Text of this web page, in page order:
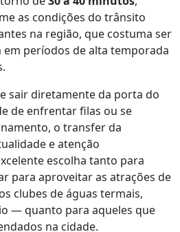
as condições do trânsito
na região, que costuma ser
períodos de alta temporada
sair diretamente da porta do
de enfrentar filas ou se
o transfer da
e atenção
escolha tanto para
para aproveitar as atrações de
clubes de águas termais,
— quanto para aqueles que
na cidade.